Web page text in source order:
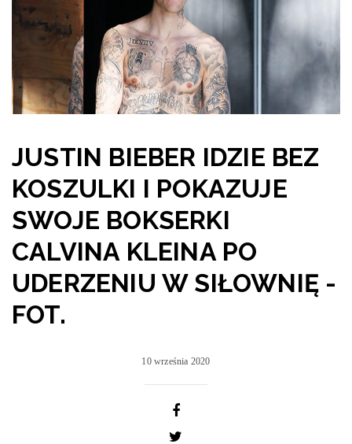
JUSTIN BIEBER IDZIE BEZ
KOSZULKI I POKAZUJE
SWOJE BOKSERKI
CALVINA KLEINA PO
UDERZENIU W SIŁOWNIĘ -
FOT.
10 września 2020